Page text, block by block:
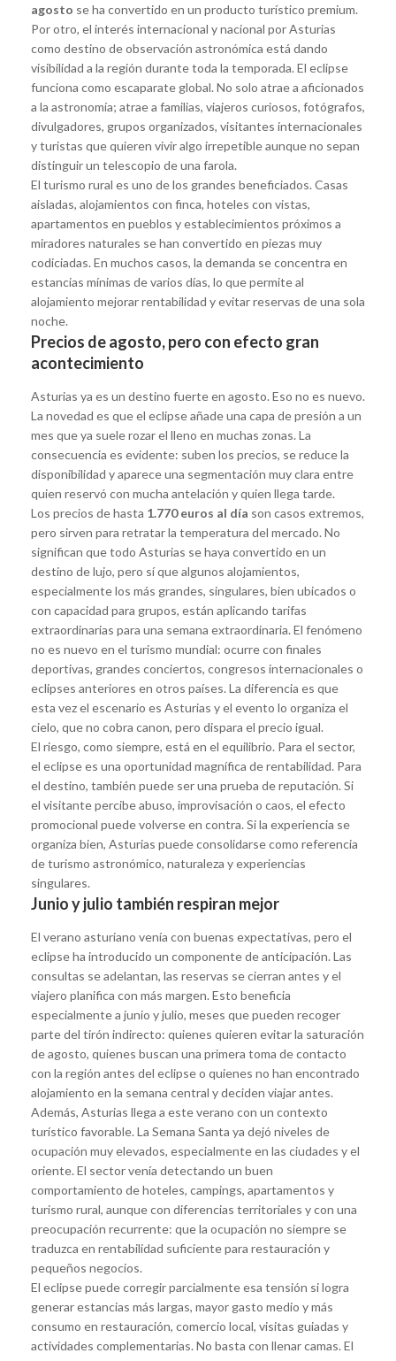
agosto se ha convertido en un producto turístico premium.
Por otro, el interés internacional y nacional por Asturias
como destino de observación astronómica está dando
visibilidad a la región durante toda la temporada. El eclipse
funciona como escaparate global. No solo atrae a aficionados
a la astronomía; atrae a familias, viajeros curiosos, fotógrafos,
divulgadores, grupos organizados, visitantes internacionales
y turistas que quieren vivir algo irrepetible aunque no sepan
distinguir un telescopio de una farola.
El turismo rural es uno de los grandes beneficiados. Casas
aisladas, alojamientos con finca, hoteles con vistas,
apartamentos en pueblos y establecimientos próximos a
miradores naturales se han convertido en piezas muy
codiciadas. En muchos casos, la demanda se concentra en
estancias mínimas de varios días, lo que permite al
alojamiento mejorar rentabilidad y evitar reservas de una sola
noche.
Precios de agosto, pero con efecto gran
acontecimiento
Asturias ya es un destino fuerte en agosto. Eso no es nuevo.
La novedad es que el eclipse añade una capa de presión a un
mes que ya suele rozar el lleno en muchas zonas. La
consecuencia es evidente: suben los precios, se reduce la
disponibilidad y aparece una segmentación muy clara entre
quien reservó con mucha antelación y quien llega tarde.
Los precios de hasta 1.770 euros al día son casos extremos,
pero sirven para retratar la temperatura del mercado. No
significan que todo Asturias se haya convertido en un
destino de lujo, pero sí que algunos alojamientos,
especialmente los más grandes, singulares, bien ubicados o
con capacidad para grupos, están aplicando tarifas
extraordinarias para una semana extraordinaria. El fenómeno
no es nuevo en el turismo mundial: ocurre con finales
deportivas, grandes conciertos, congresos internacionales o
eclipses anteriores en otros países. La diferencia es que
esta vez el escenario es Asturias y el evento lo organiza el
cielo, que no cobra canon, pero dispara el precio igual.
El riesgo, como siempre, está en el equilibrio. Para el sector,
el eclipse es una oportunidad magnífica de rentabilidad. Para
el destino, también puede ser una prueba de reputación. Si
el visitante percibe abuso, improvisación o caos, el efecto
promocional puede volverse en contra. Si la experiencia se
organiza bien, Asturias puede consolidarse como referencia
de turismo astronómico, naturaleza y experiencias
singulares.
Junio y julio también respiran mejor
El verano asturiano venía con buenas expectativas, pero el
eclipse ha introducido un componente de anticipación. Las
consultas se adelantan, las reservas se cierran antes y el
viajero planifica con más margen. Esto beneficia
especialmente a junio y julio, meses que pueden recoger
parte del tirón indirecto: quienes quieren evitar la saturación
de agosto, quienes buscan una primera toma de contacto
con la región antes del eclipse o quienes no han encontrado
alojamiento en la semana central y deciden viajar antes.
Además, Asturias llega a este verano con un contexto
turístico favorable. La Semana Santa ya dejó niveles de
ocupación muy elevados, especialmente en las ciudades y el
oriente. El sector venía detectando un buen
comportamiento de hoteles, campings, apartamentos y
turismo rural, aunque con diferencias territoriales y con una
preocupación recurrente: que la ocupación no siempre se
traduzca en rentabilidad suficiente para restauración y
pequeños negocios.
El eclipse puede corregir parcialmente esa tensión si logra
generar estancias más largas, mayor gasto medio y más
consumo en restauración, comercio local, visitas guiadas y
actividades complementarias. No basta con llenar camas. El